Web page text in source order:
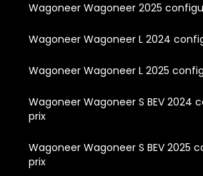
Wagoneer Wagoneer 2025
Wagoneer Wagoneer L 2024
Wagoneer Wagoneer L 2025
Wagoneer Wagoneer S BEV 2024
prix
Wagoneer Wagoneer S BEV 2025
prix